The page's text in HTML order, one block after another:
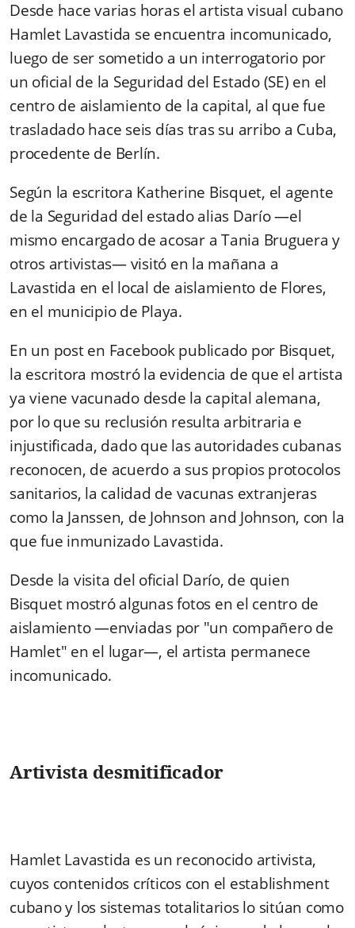
Desde hace varias horas el artista visual cubano
Hamlet Lavastida se encuentra incomunicado,
luego de ser sometido a un interrogatorio por
un oficial de la Seguridad del Estado (SE) en el
centro de aislamiento de la capital, al que fue
trasladado hace seis días tras su arribo a Cuba,
procedente de Berlín.
Según la escritora Katherine Bisquet, el agente
de la Seguridad del estado alias Darío —el
mismo encargado de acosar a Tania Bruguera y
otros artivistas— visitó en la mañana a
Lavastida en el local de aislamiento de Flores,
en el municipio de Playa.
En un post en Facebook publicado por Bisquet,
la escritora mostró la evidencia de que el artista
ya viene vacunado desde la capital alemana,
por lo que su reclusión resulta arbitraria e
injustificada, dado que las autoridades cubanas
reconocen, de acuerdo a sus propios protocolos
sanitarios, la calidad de vacunas extranjeras
como la Janssen, de Johnson and Johnson, con la
que fue inmunizado Lavastida.
Desde la visita del oficial Darío, de quien
Bisquet mostró algunas fotos en el centro de
aislamiento —enviadas por "un compañero de
Hamlet" en el lugar—, el artista permanece
incomunicado.
Artivista desmitificador
Hamlet Lavastida es un reconocido artivista,
cuyos contenidos críticos con el establishment
cubano y los sistemas totalitarios lo sitúan como